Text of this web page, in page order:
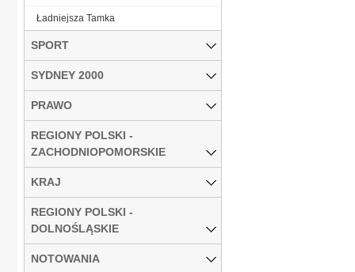
Ładniejsza Tamka
SPORT
SYDNEY 2000
PRAWO
REGIONY POLSKI -
ZACHODNIOPOMORSKIE
KRAJ
REGIONY POLSKI -
DOLNOŚLĄSKIE
NOTOWANIA